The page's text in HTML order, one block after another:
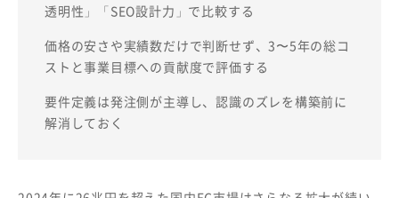
透明性」「SEO設計力」で比較する
価格の安さや実績数だけで判断せず、3〜5年の総コ
ストと事業目標への貢献度で評価する
要件定義は発注側が主導し、認識のズレを構築前に
解消しておく